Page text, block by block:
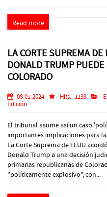
Read more
LA CORTE SUPREMA
DONALD TRUMP PUEDE
COLORADO
08-01-2024 Hits: 1133
Edición
El tribunal asume así un caso
importantes implicaciones para
La Corte Suprema de EEUU
Donald Trump a una decisión
primarias republicanas de
"políticamente explosivo", con...